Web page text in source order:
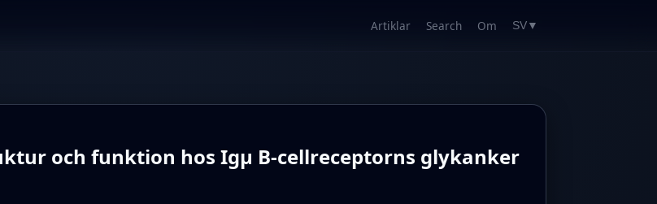
Artiklar Search Om SV ▼
och funktion hos Igµ B-cellreceptorns glykanker